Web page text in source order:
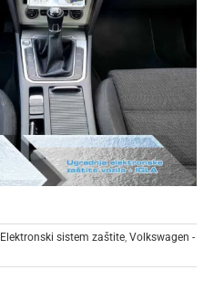
Elektronski sistem zaštite Volkswagen -